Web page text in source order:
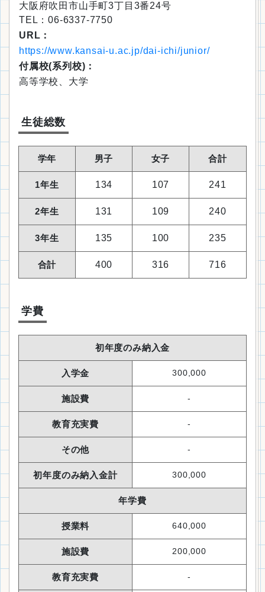
大阪府吹田市山手町3丁目3番24号
TEL：06-6337-7750
URL：
https://www.kansai-u.ac.jp/dai-ichi/junior/
付属校(系列校)：
高等学校、大学
生徒総数
学年 男子 女子 合計
1年生 134 107 241
2年生 131 109 240
3年生 135 100 235
合計 400 316 716
学費
初年度のみ納入金
入学金 300,000
施設費 -
教育充実費 -
その他 -
初年度のみ納入金計 300,000
年学費
授業料 640,000
施設費 200,000
教育充実費 -